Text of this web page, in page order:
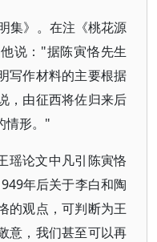
集》。在注《桃花源
说："据陈寅恪先生
写作材料的主要根据
，由征西将佐归来后
情形。"
瑶论文中凡引陈寅恪
年后关于李白和陶
的观点，可判断为王
意，我们甚至可以再